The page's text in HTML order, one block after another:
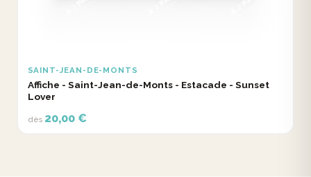
SAINT-JEAN-DE-MONTS
Affiche - Saint-Jean-de-Monts - Estacade - Sunset
Lover
dès 20,00 €